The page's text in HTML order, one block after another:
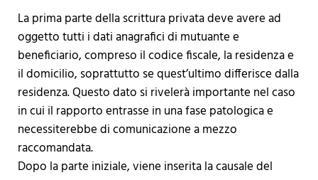
La prima parte della scrittura privata deve avere ad
oggetto tutti i dati anagrafici di mutuante e
beneficiario, compreso il codice fiscale, la residenza e
il domicilio, soprattutto se quest’ultimo differisce dalla
residenza. Questo dato si rivelerà importante nel caso
in cui il rapporto entrasse in una fase patologica e
necessiterebbe di comunicazione a mezzo
raccomandata.
Dopo la parte iniziale, viene inserita la causale del